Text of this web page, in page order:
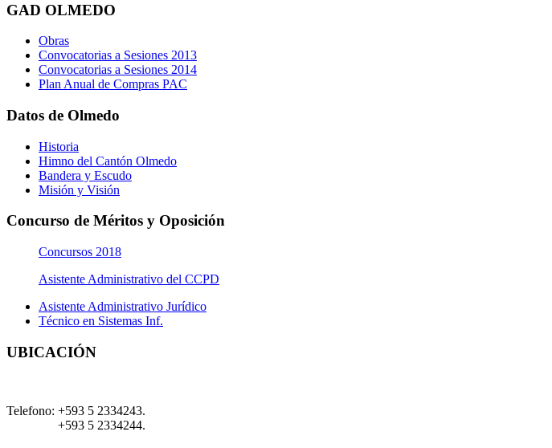
GAD OLMEDO
Obras
Convocatorias a Sesiones 2013
Convocatorias a Sesiones 2014
Plan Anual de Compras PAC
Datos de Olmedo
Historia
Himno del Cantón Olmedo
Bandera y Escudo
Misión y Visión
Concurso de Méritos y Oposición
Concursos 2018
Asistente Administrativo del CCPD
Asistente Administrativo Jurídico
Técnico en Sistemas Inf.
UBICACIÓN
Telefono: +593 5 2334243.
+593 5 2334244.